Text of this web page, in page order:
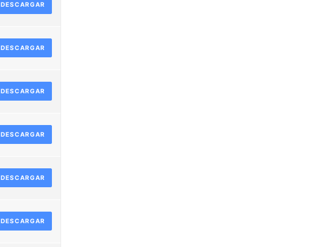
DESCARGAR
DESCARGAR
DESCARGAR
DESCARGAR
DESCARGAR
DESCARGAR